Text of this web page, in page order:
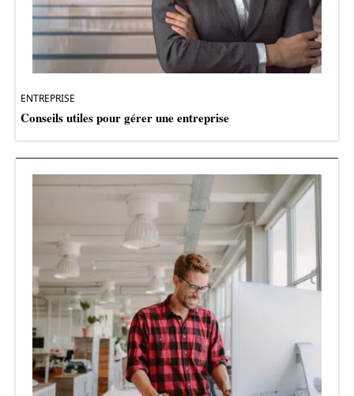
ENTREPRISE
Conseils utiles pour gérer une entreprise